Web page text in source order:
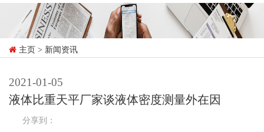
主页 > 新闻资讯
2021-01-05
液体比重天平厂家谈液体密度测量外在因
分享到：